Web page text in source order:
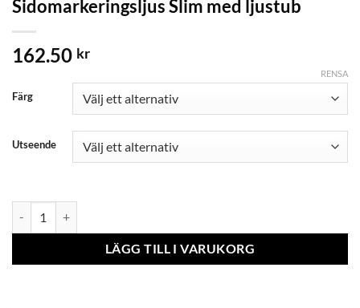
Sidomarkeringsljus Slim med ljustub
162.50 kr
Färg
Utseende
RENSA
LÄGG TILL I VARUKORG